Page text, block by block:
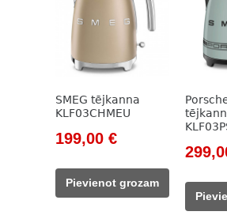
SMEG tējkanna
KLF03CHMEU
Original
was:
229,00 €.
199,00 €Current
199,00 €.
Pievienot grozam
was:
399,00